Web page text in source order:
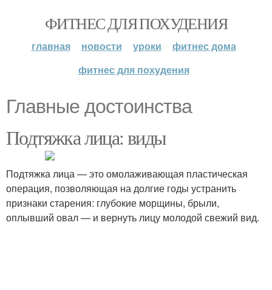
ФИТНЕС ДЛЯ ПОХУДЕНИЯ
главная новости уроки
фитнес дома
фитнес для похудения
Главные достоинства
Подтяжка лица: виды
Подтяжка лица — это омолаживающая пластическая
операция, позволяющая на долгие годы устранить
признаки старения: глубокие морщины, брыли,
оплывший овал — и вернуть лицу молодой свежий вид.